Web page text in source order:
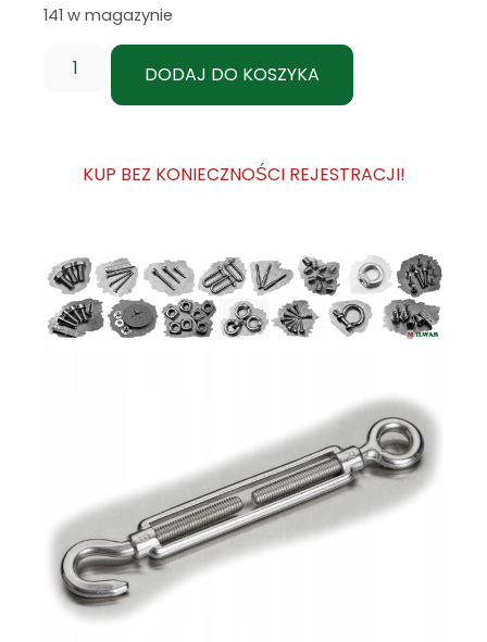
141 w magazynie
DODAJ DO KOSZYKA
KUP BEZ KONIECZNOŚCI REJESTRACJI!